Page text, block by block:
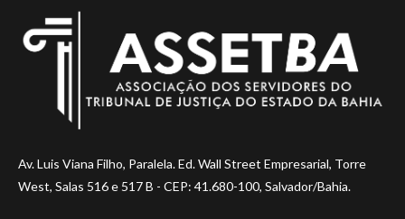
Av. Luis Viana Filho, Paralela. Ed. Wall Street Empresarial, Torre
West, Salas 516 e 517 B - CEP: 41.680-100, Salvador/Bahia.